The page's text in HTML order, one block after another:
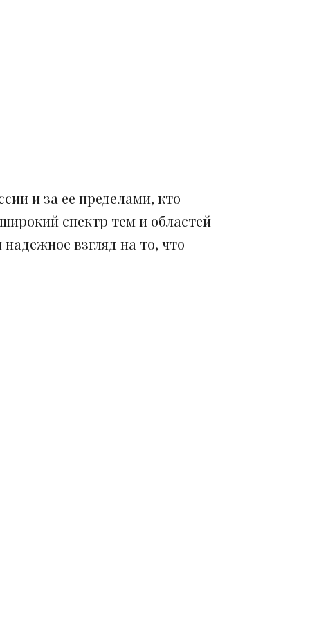
и за ее пределами, кто
спектр тем и областей
взгляд на то, что